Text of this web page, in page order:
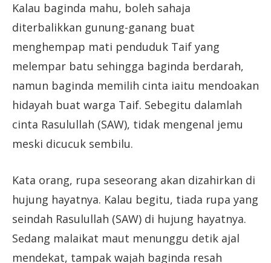
Kalau baginda mahu, boleh sahaja
diterbalikkan gunung-ganang buat
menghempap mati penduduk Taif yang
melempar batu sehingga baginda berdarah,
namun baginda memilih cinta iaitu mendoakan
hidayah buat warga Taif. Sebegitu dalamlah
cinta Rasulullah (SAW), tidak mengenal jemu
meski dicucuk sembilu.
Kata orang, rupa seseorang akan dizahirkan di
hujung hayatnya. Kalau begitu, tiada rupa yang
seindah Rasulullah (SAW) di hujung hayatnya.
Sedang malaikat maut menunggu detik ajal
mendekat, tampak wajah baginda resah